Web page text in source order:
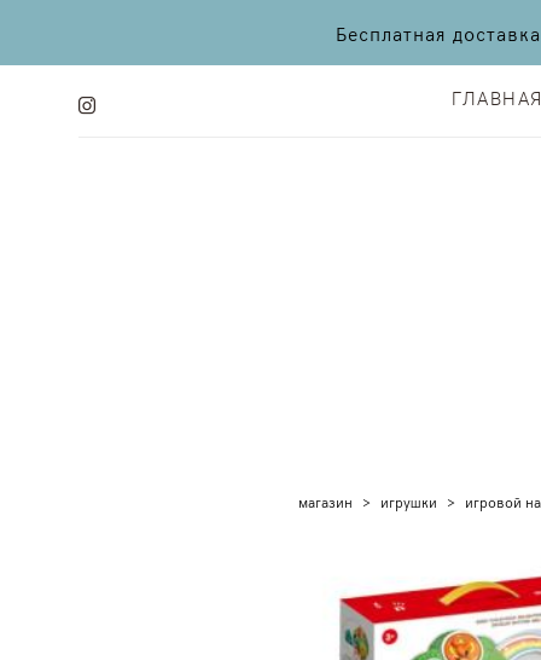
Бесплатная
магазин > игрушки > игровой